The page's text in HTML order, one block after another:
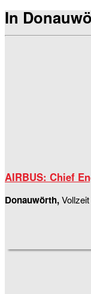
In
AIRBUS: Chief
Donauwörth,Vollzeit